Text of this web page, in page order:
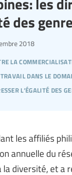
des
la
dans le
l’égalité des
2018
les affiliés
annuelle du
la diversité, et a